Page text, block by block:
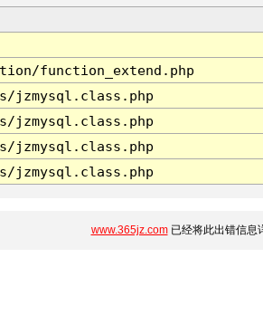
function_extend.php
jzmysql.class.php
jzmysql.class.php
jzmysql.class.php
jzmysql.class.php
www.365jz.com已经将此出错信息